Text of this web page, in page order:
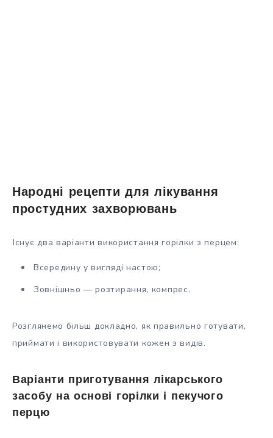
Народні рецепти для лікування
простудних захворювань
Існує два варіанти використання горілки з перцем:
Всередину у вигляді настою;
Зовнішньо — розтирання, компрес.
Розглянемо більш докладно, як правильно готувати,
приймати і використовувати кожен з видів.
Варіанти приготування лікарського
засобу на основі горілки і пекучого
перцю